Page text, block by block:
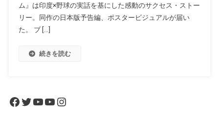
ム』は印度×野球の実話を基にした感動のサクセス・ストー
リー。同作の日本版予告編、ポスタービジュアルが届い
た。 ブ […]
続きを読む
Facebook
Twitter
YouTube
YouTube
Instagram